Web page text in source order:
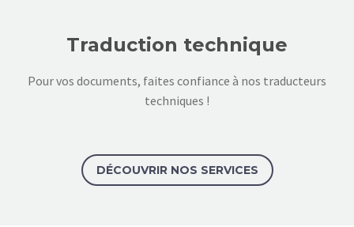
Traduction technique
Pour vos documents, faites confiance à nos traducteurs
techniques !
DÉCOUVRIR NOS SERVICES